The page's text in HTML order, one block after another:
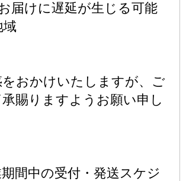
届けに遅延が生じる可能
域
をおかけいたしますが、ご
賜りますようお願い申し
期間中の受付・発送スケジ